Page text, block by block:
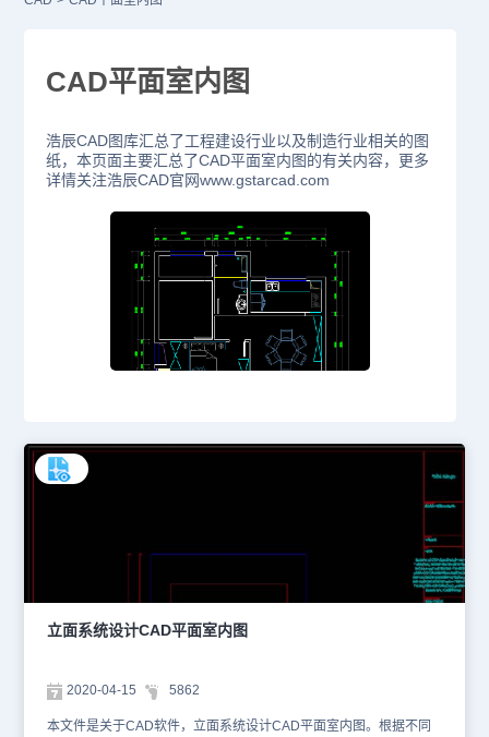
CAD平面室内图
浩辰CAD图库汇总了工程建设行业以及制造行业相关的图
纸，本页面主要汇总了CAD平面室内图的有关内容，更多
详情关注浩辰CAD官网www.gstarcad.com
立面系统设计CAD平面室内图
2020-04-15 5862
本文件是关于CAD软件，立面系统设计CAD平面室内图。根据不同